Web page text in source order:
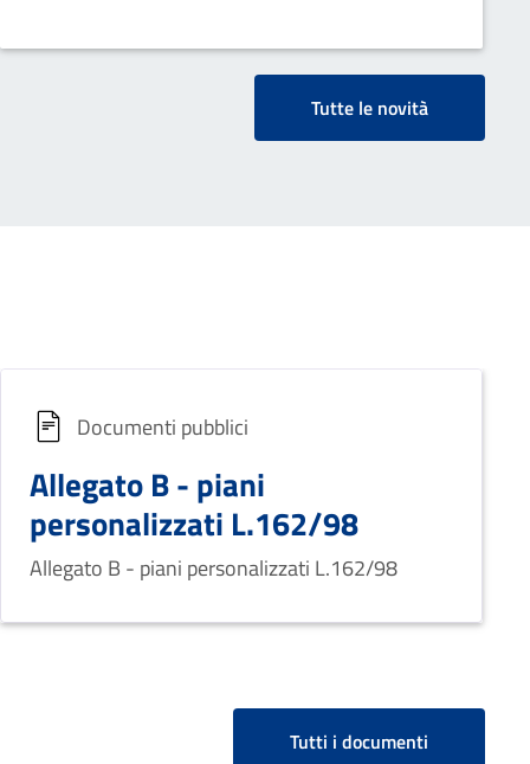
Tutte le novità
Documenti pubblici
Allegato B - piani
personalizzati L.162/98
Allegato B - piani personalizzati L.162/98
Tutti i documenti